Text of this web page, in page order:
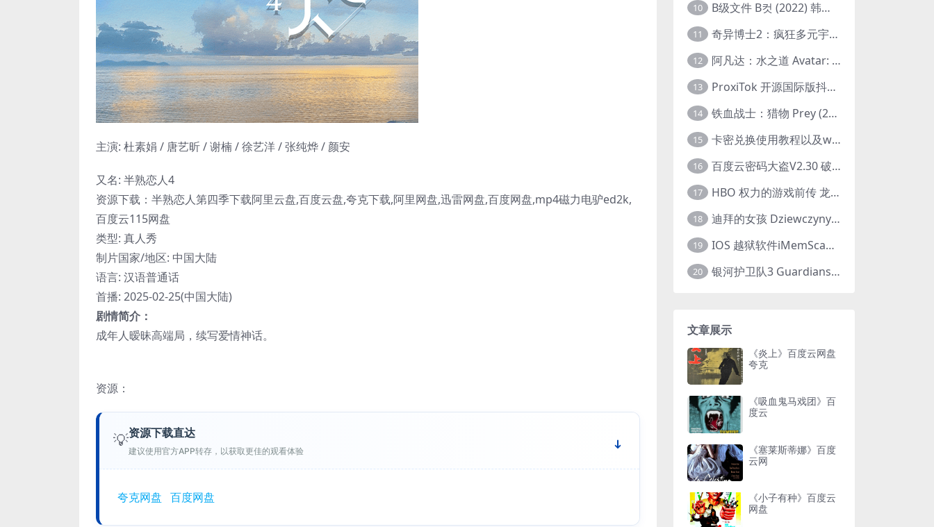
主演: 杜素娟 / 唐艺昕 / 谢楠 / 徐艺洋 / 张纯烨 / 颜安
又名: 半熟恋人4
资源下载：半熟恋人第四季下载阿里云盘,百度云盘,夸克下载,阿里网盘,迅雷网盘,百度网盘,mp4磁力电驴ed2k,
百度云115网盘
类型: 真人秀
制片国家/地区: 中国大陆
语言: 汉语普通话
首播: 2025-02-25(中国大陆)
剧情简介：
成年人暧昧高端局，续写爱情神话。
资源：
💡资源下载直达
建议使用官方APP转存，以获取更佳的观看体验
夸克网盘 百度网盘
10 B级文件 B컷 (2022) 韩国大尺度剧情电影 1080P 中字
11 奇异博士2：疯狂多元宇宙 Doctor Strange in the Multiverse of Madness (2022) 高清版1080p
12 阿凡达：水之道 Avatar: The Way of Water (2022) 1080p 2k 4k 中文字幕
13 ProxiTok 开源国际版抖音TikTok网页版 国内网络直连
14 铁血战士：猎物 Prey (2022) 中英字幕 1080P
15 卡密兑换使用教程以及windows使用教程
16 百度云密码大盗V2.30 破解分享链接提取码
17 HBO 权力的游戏前传 龙之家族 House of the Dragon (2022) 中字 1080P 更新4集
18 迪拜的女孩 Dziewczyny z Dubaju (2021) 1080P 中字
19 IOS 越狱软件iMemScan version1.2.6 游戏内存修改器
20 银河护卫队3 Guardians of the Galaxy Vol. 3 (2023)4K高清资源1080p只分享精品
文章展示
《炎上》百度云网盘
夸克
《吸血鬼马戏团》百
度云
《塞莱斯蒂娜》百度
云网
《小子有种》百度云
网盘